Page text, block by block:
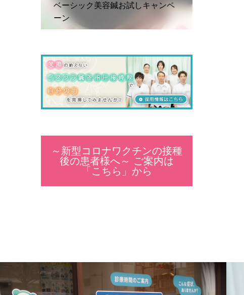
ベーシック美容鍼お試しキャンペ
ーン
～新型コロナワクチンの接種
後の患者様へ～ ご案内は
「こちら」から